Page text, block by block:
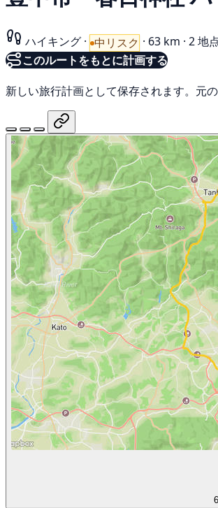
ハイキング · 中リスク · 63 km · 2 地
このルートをもとに計画する
新しい旅行計画として保存されます。元